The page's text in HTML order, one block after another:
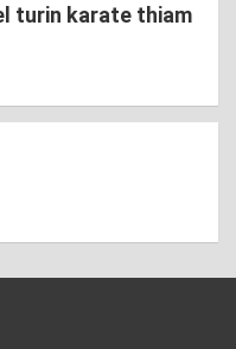
turin karate thiam